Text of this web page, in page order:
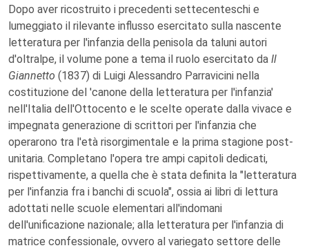
Dopo aver ricostruito i precedenti settecenteschi e
lumeggiato il rilevante influsso esercitato sulla nascente
letteratura per l'infanzia della penisola da taluni autori
d'oltralpe, il volume pone a tema il ruolo esercitato da Il
Giannetto (1837) di Luigi Alessandro Parravicini nella
costituzione del 'canone della letteratura per l'infanzia'
nell'Italia dell'Ottocento e le scelte operate dalla vivace e
impegnata generazione di scrittori per l'infanzia che
operarono tra l'età risorgimentale e la prima stagione post-
unitaria. Completano l'opera tre ampi capitoli dedicati,
rispettivamente, a quella che è stata definita la "letteratura
per l'infanzia fra i banchi di scuola", ossia ai libri di lettura
adottati nelle scuole elementari all'indomani
dell'unificazione nazionale; alla letteratura per l'infanzia di
matrice confessionale, ovvero al variegato settore delle